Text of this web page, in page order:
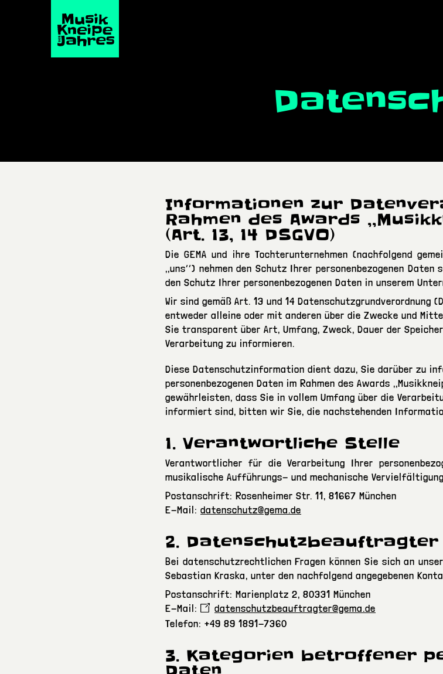
Informationen zur
Rahmen des Awards
(Art. 13, 14 DSGVO)
Die GEMA und ihre Tochterunternehmen (nachfolgend
,,uns‘‘) nehmen den Schutz Ihrer personenbezogenen
den Schutz Ihrer personenbezogenen Daten in unserem
Wir sind gemäß Art. 13 und 14 Datenschutzgrundverordnung
entweder alleine oder mit anderen über die Zwecke und
Sie transparent über Art, Umfang, Zweck, Dauer der
Verarbeitung zu informieren.
Diese Datenschutzinformation dient dazu, Sie darüber zu
personenbezogenen Daten im Rahmen des Awards
gewährleisten, dass Sie in vollem Umfang über die
informiert sind, bitten wir Sie, die nachstehenden
1. Verantwortliche Stelle
Verantwortlicher für die Verarbeitung Ihrer
musikalische Aufführungs- und mechanische
Postanschrift: Rosenheimer Str. 11, 81667 München
E-Mail: datenschutz@gema.de
2. Datenschutzbeauftragter
Bei datenschutzrechtlichen Fragen können Sie sich an
Sebastian Kraska, unter den nachfolgend angegebenen
Postanschrift: Marienplatz 2, 80331 München
E-Mail:
datenschutzbeauftragter@gema.de
Telefon: +49 89 1891-7360
3. Kategorien betroffener